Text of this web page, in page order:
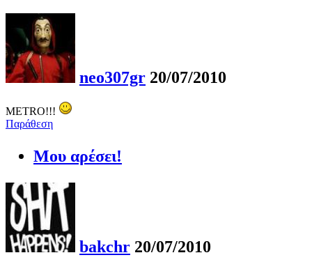
neo307gr 20/07/2010
METRO!!!
Παράθεση
Μου αρέσει!
bakchr 20/07/2010